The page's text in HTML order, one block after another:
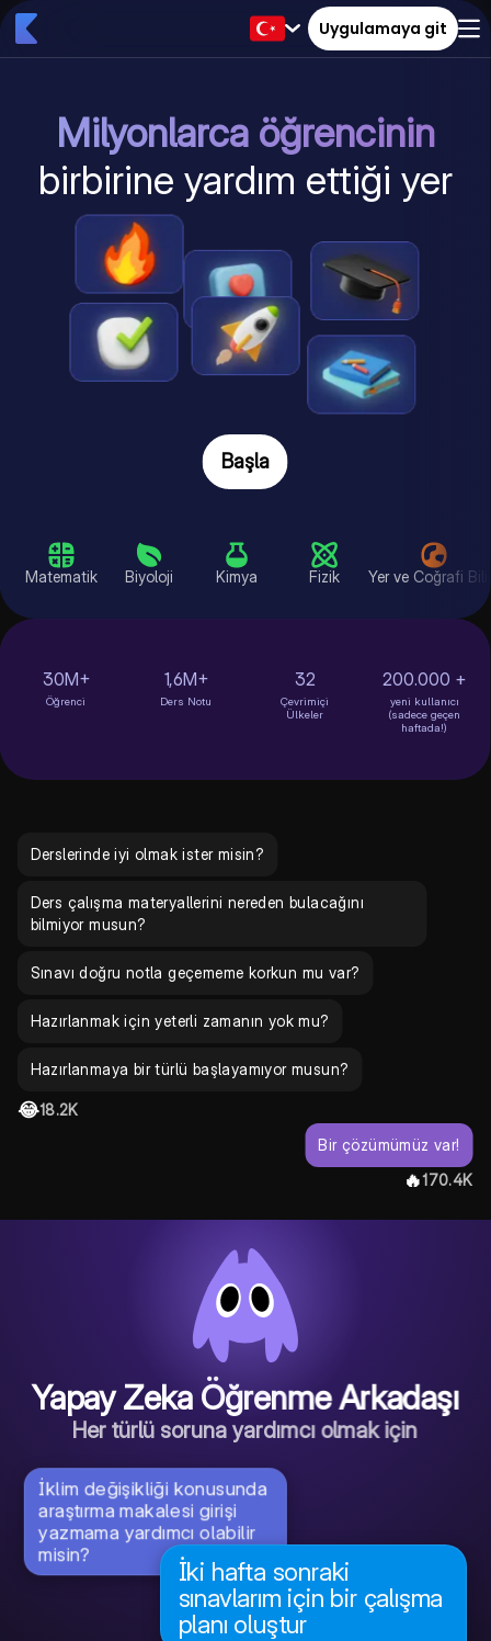
Uygulamaya git
Milyonlarca öğrencinin
birbirine yardım ettiği yer
Başla
Matematik Biyoloji Kimya Fizik
30M+
Öğrenci
1,6M+
Ders Notu
32
Çevrimiçi
Ülkeler
200.000 +
yeni kullanıcı
(sadece geçen
haftada!)
Derslerinde iyi olmak ister misin?
Ders çalışma materyallerini nereden bulacağını
bilmiyor musun?
Sınavı doğru notla geçememe korkun mu var?
Hazırlanmak için yeterli zamanın yok mu?
Hazırlanmaya bir türlü başlayamıyor musun?
😂18.2K
Bir çözümümüz var!
🔥170.4K
Yapay Zeka Öğrenme Arkadaşı
Her türlü soruna yardımcı olmak için
İklim değişikliği konusunda
araştırma makalesi girişi
yazmama yardımcı olabilir
misin?
İki hafta sonraki
sınavlarım için bir çalışma
planı oluştur